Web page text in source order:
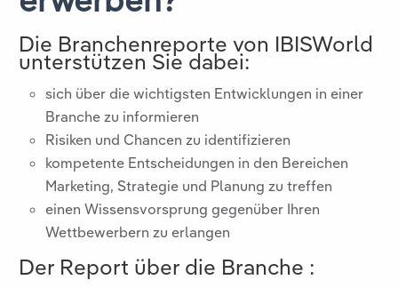
Die Branchenreporte von IBISWorld
unterstützen Sie dabei:
sich über die wichtigsten Entwicklungen in einer
Branche zu informieren
Risiken und Chancen zu identifizieren
kompetente Entscheidungen in den Bereichen
Marketing, Strategie und Planung zu treffen
einen Wissensvorsprung gegenüber Ihren
Wettbewerbern zu erlangen
Der Report über die Branche :